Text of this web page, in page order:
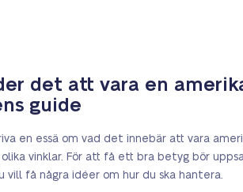
det att vara en
guide
en essä om vad det innebär att vara
vinklar. För att få ett bra betyg bör
vill få några idéer om hur du ska hantera.